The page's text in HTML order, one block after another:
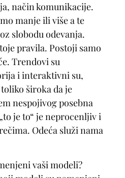
način komunikacije.
manje ili više a te
slobodu odevanja.
pravila. Postoji samo
Trendovi su
i interaktivni su,
široka da je
nespojivog posebna
je to“ je neprocenljiv i
Odeća služi nama
vaši modeli?